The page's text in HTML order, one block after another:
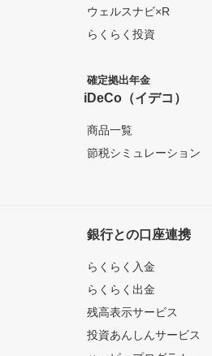
ウェルスナビ×R
らくらく投資
確定拠出年金
iDeCo（イデコ）
商品一覧
節税シミュレーション
銀行との口座連携
らくらく入金
らくらく出金
残高表示サービス
投資あんしんサービス